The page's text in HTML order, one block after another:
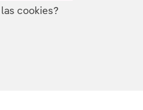
cookies?